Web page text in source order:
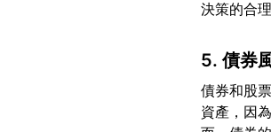
5. 債券
債券和股
資產，因